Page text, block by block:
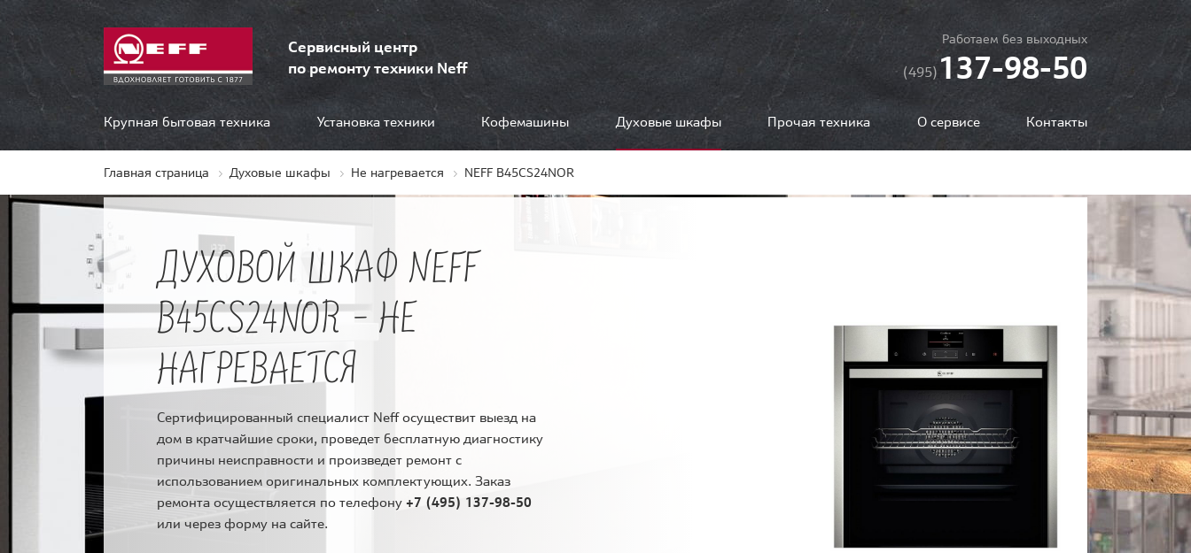
Сервисный центр
по ремонту техники Neff
Работаем без выходных
(495)137-98-50
Крупная бытовая техника Установка техники Кофемашины Духовые шкафы Прочая техника О сервисе Контакты
Главная страница Духовые шкафы Не нагревается NEFF B45CS24NOR
ДУХОВОЙ ШКАФ NEFF
B45CS24NOR - НЕ
НАГРЕВАЕТСЯ
Сертифицированный специалист Neff осуществит выезд на
дом в кратчайшие сроки, проведет бесплатную диагностику
причины неисправности и произведет ремонт с
использованием оригинальных комплектующих. Заказ
ремонта осуществляется по телефону +7 (495) 137-98-50
или через форму на сайте.